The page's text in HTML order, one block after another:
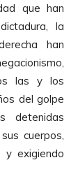
que han
la
han
las y los
del golpe
detenidas
cuerpos,
y exigiendo